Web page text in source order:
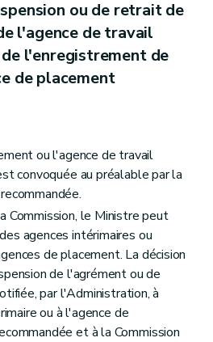
ou de retrait de
l'agence de travail
l'enregistrement de
de placement
ou l'agence de travail
convoquée au préalable par la
Commission, le Ministre peut
agences intérimaires ou
de placement. La décision
de l'agrément ou de
par l'Administration, à
ou à l'agence de
et à la Commission